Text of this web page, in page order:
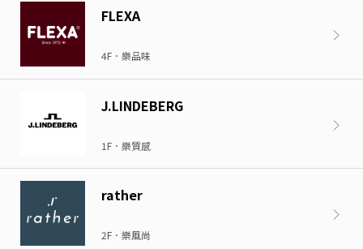
FLEXA
4F．樂品味
J.LINDEBERG
1F．樂質感
rather
2F．樂風尚